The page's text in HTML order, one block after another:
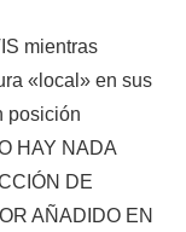
mientras
«local» en sus
posición
HAY NADA
DE
AÑADIDO EN